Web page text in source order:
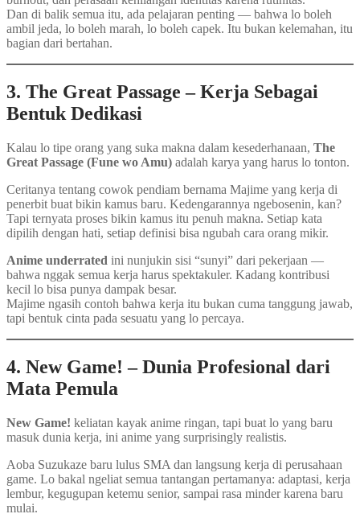
Dan di balik semua itu, ada pelajaran penting — bahwa lo boleh
ambil jeda, lo boleh marah, lo boleh capek. Itu bukan kelemahan, itu
bagian dari bertahan.
3. The Great Passage – Kerja Sebagai
Bentuk Dedikasi
Kalau lo tipe orang yang suka makna dalam kesederhanaan, The
Great Passage (Fune wo Amu) adalah karya yang harus lo tonton.
Ceritanya tentang cowok pendiam bernama Majime yang kerja di
penerbit buat bikin kamus baru. Kedengarannya ngebosenin, kan?
Tapi ternyata proses bikin kamus itu penuh makna. Setiap kata
dipilih dengan hati, setiap definisi bisa ngubah cara orang mikir.
Anime underrated ini nunjukin sisi “sunyi” dari pekerjaan —
bahwa nggak semua kerja harus spektakuler. Kadang kontribusi
kecil lo bisa punya dampak besar.
Majime ngasih contoh bahwa kerja itu bukan cuma tanggung jawab,
tapi bentuk cinta pada sesuatu yang lo percaya.
4. New Game! – Dunia Profesional dari
Mata Pemula
New Game! keliatan kayak anime ringan, tapi buat lo yang baru
masuk dunia kerja, ini anime yang surprisingly realistis.
Aoba Suzukaze baru lulus SMA dan langsung kerja di perusahaan
game. Lo bakal ngeliat semua tantangan pertamanya: adaptasi, kerja
lembur, kegugupan ketemu senior, sampai rasa minder karena baru
mulai.